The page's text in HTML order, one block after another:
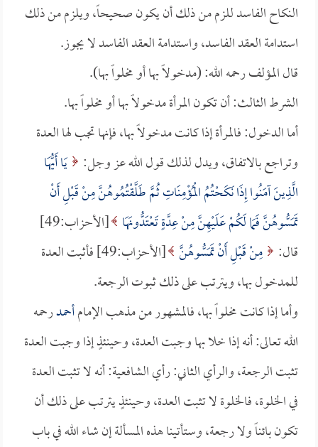
النكاح الفاسد للزم من ذلك أن يكون صحيحاً، ويلزم من ذلك
استدامة العقد الفاسد، واستدامة العقد الفاسد لا يجوز.
قال المؤلف رحمه الله: (مدخولاً بها أو مخلواً بها).
الشرط الثالث: أن تكون المرأة مدخولاً بها أو مخلواً بها.
أما الدخول: فالمرأة إذا كانت مدخولاً بها، فإنها تجب لها العدة
وتراجع بالاتفاق، ويدل لذلك قول الله عز وجل: يَا أَيُّهَا
الَّذِينَ آمَنُوا إِذَا نَكَحْتُمُ الْمُؤْمِنَاتِ ثُمَّ طَلَّقْتُمُوهُنَّ مِنْ قَبْلِ أَنْ
تَمَسُّوهُنَّ فَمَا لَكُمْ عَلَيْهِنَّ مِنْ عِدَّةٍ تَعْتَدُّونَهَا
[الأحزاب:49]
قال: مِنْ قَبْلِ أَنْ تَمَسُّوهُنَّ
[الأحزاب:49] فأثبت العدة
للمدخول بها، ويترتب على ذلك ثبوت الرجعة.
وأما إذا كانت مخلواً بها، فالمشهور من مذهب الإمامأحمدرحمه
الله تعالى: أنه إذا خلا بها وجبت العدة، وحينئذٍ إذا وجبت العدة
تثبت الرجعة، والرأي الثاني: رأي الشافعية: أنه لا تثبت العدة
في الخلوة، فالخلوة لا تثبت العدة، وحينئذٍ يترتب على ذلك أن
تكون بائناً ولا رجعة، وستأتينا هذه المسألة إن شاء الله في باب